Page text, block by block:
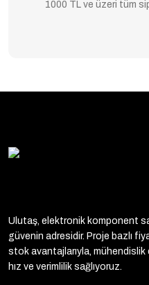
1000 TL ve üzeri tüm
Ulutaş, elektronik komponent
güvenin adresidir. Proje bazlı
stok avantajlarıyla,
hız ve verimlilik sağlıyoruz.